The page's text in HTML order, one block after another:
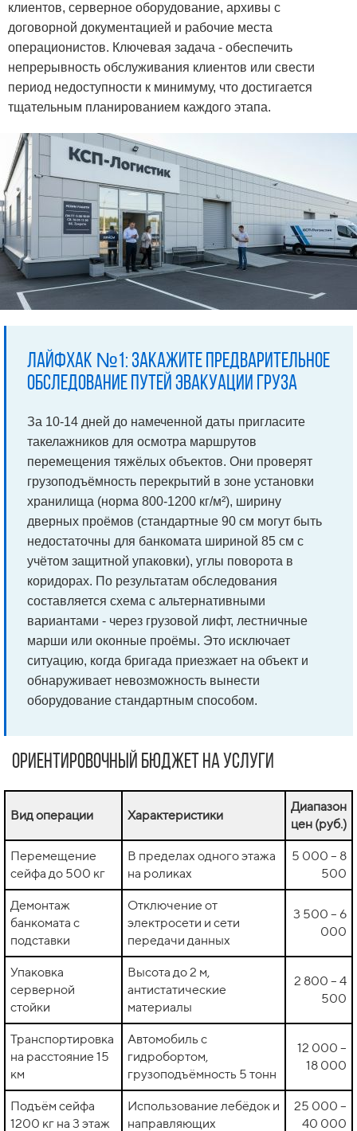
клиентов, серверное оборудование, архивы с
договорной документацией и рабочие места
операционистов. Ключевая задача - обеспечить
непрерывность обслуживания клиентов или свести
период недоступности к минимуму, что достигается
тщательным планированием каждого этапа.
Лайфхак №1: закажите предварительное
обследование путей эвакуации груза
За 10-14 дней до намеченной даты пригласите
такелажников для осмотра маршрутов
перемещения тяжёлых объектов. Они проверят
грузоподъёмность перекрытий в зоне установки
хранилища (норма 800-1200 кг/м²), ширину
дверных проёмов (стандартные 90 см могут быть
недостаточны для банкомата шириной 85 см с
учётом защитной упаковки), углы поворота в
коридорах. По результатам обследования
составляется схема с альтернативными
вариантами - через грузовой лифт, лестничные
марши или оконные проёмы. Это исключает
ситуацию, когда бригада приезжает на объект и
обнаруживает невозможность вынести
оборудование стандартным способом.
Ориентировочный бюджет на услуги
Вид операции Характеристики
Диапазон
цен (руб.)
Перемещение
сейфа до 500 кг
В пределах одного этажа
на роликах
5 000 – 8
500
Демонтаж
банкомата с
подставки
Отключение от
электросети и сети
передачи данных
3 500 – 6
000
Упаковка
серверной
стойки
Высота до 2 м,
антистатические
материалы
2 800 – 4
500
Транспортировка
на расстояние 15
км
Автомобиль с
гидробортом,
грузоподъёмность 5 тонн
12 000 –
18 000
Подъём сейфа
1200 кг на 3 этаж
Использование лебёдок и
направляющих
25 000 –
40 000